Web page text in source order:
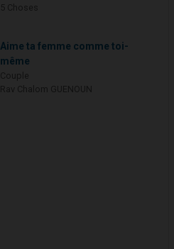
Aime ta femme comme toi-
même